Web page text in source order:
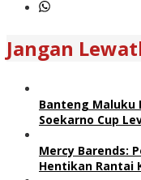
Jangan
Banteng Maluku
Soekarno Cup
Mercy Barends:
Hentikan Rantai